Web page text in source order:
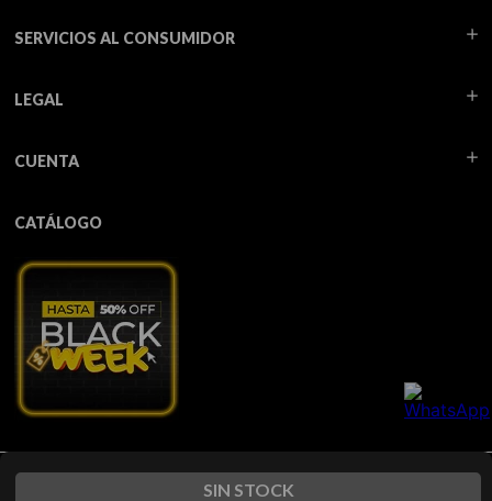
SIN STOCK
SERVICIOS AL CONSUMIDOR
LEGAL
CUENTA
CATÁLOGO